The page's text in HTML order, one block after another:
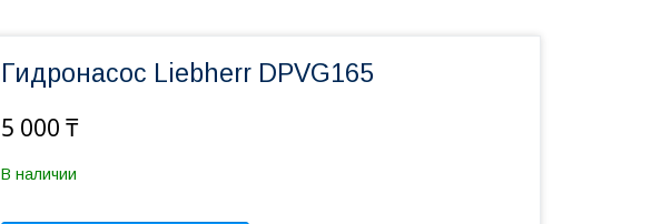
Гидронасос Liebherr DPVG165
5 000 ₸
В наличии